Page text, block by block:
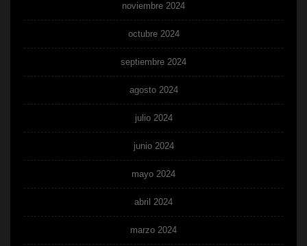
noviembre 2024
octubre 2024
septiembre 2024
agosto 2024
julio 2024
junio 2024
mayo 2024
abril 2024
marzo 2024